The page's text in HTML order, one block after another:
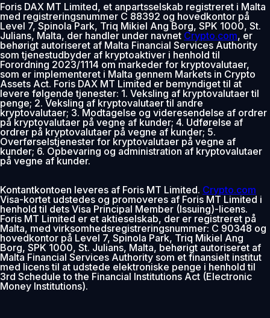
0% gebyr de første 30 dage
Tilføj
Foris DAX MT Limited, et anpartsselskab registreret i Malta
med registreringsnummer C 88392 og hovedkontor på
Level 7, Spinola Park, Triq Mikiel Ang Borg, SPK 1000, St.
Julians, Malta, der handler under navnet Crypto.com, er
behørigt autoriseret af Malta Financial Services Authority
som tjenestudbyder af kryptoaktiver i henhold til
Forordning 2023/1114 om markeder for kryptovalutaer,
som er implementeret i Malta gennem Markets in Crypto
Assets Act. Foris DAX MT Limited er bemyndiget til at
levere følgende tjenester: 1. Veksling af kryptovalutaer til
penge; 2. Veksling af kryptovalutaer til andre
kryptovalutaer; 3. Modtagelse og videresendelse af ordrer
på kryptovalutaer på vegne af kunder; 4. Udførelse af
ordrer på kryptovalutaer på vegne af kunder; 5.
Overførselstjenester for kryptovalutaer på vegne af
kunder; 6. Opbevaring og administration af kryptovalutaer
på vegne af kunder.
Kontantkontoen leveres af Foris MT Limited. Crypto.com
Visa-kortet udstedes og promoveres af Foris MT Limited i
henhold til dets Visa Principal Member (Issuing)-licens.
Foris MT Limited er et aktieselskab, der er registreret på
Malta, med virksomhedsregistreringsnummer: C 90348 og
hovedkontor på Level 7, Spinola Park, Triq Mikiel Ang
Borg, SPK 1000, St. Julians, Malta, behørigt autoriseret af
Malta Financial Services Authority som et finansielt institut
med licens til at udstede elektroniske penge i henhold til
3rd Schedule to the Financial Institutions Act (Electronic
Money Institutions).